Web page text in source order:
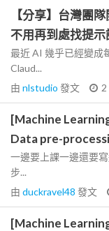
【分享】台灣團
不用再到處找提示
最近 AI 幾乎已經變成
Claud...
由 nlstudio 發文
[Machine
Data pre-
一邊要上課一邊還要
步...
由 duckravel48 發文
[Machine